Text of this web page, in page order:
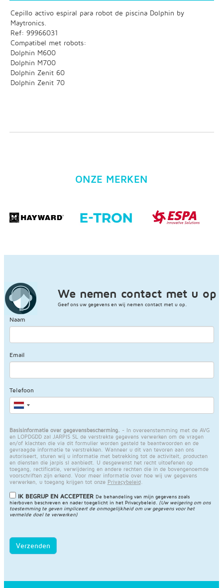
Cepillo activo espiral para robot de piscina Dolphin by
Maytronics.
Ref: 99966031
Compatibel met robots:
Dolphin M600
Dolphin M700
Dolphin Zenit 60
Dolphin Zenit 70
ONZE MERKEN
We nemen contact met u op
Geef ons uw gegevens en wij nemen contact met u op.
Naam
Email
Telefoon
Basisinformatie over gegevensbescherming. - In overeenstemming met de AVG
en LOPDGDD zal JARPIS SL de verstrekte gegevens verwerken om de vragen
en/of klachten die via dit formulier worden gesteld te beantwoorden en de
gevraagde informatie te verstrekken. Wanneer u dit van tevoren aan ons
autoriseert, sturen wij u informatie met betrekking tot de activiteit, producten
en diensten die jarpis sl aanbiedt. U desgewenst het recht uitoefenen op
toegang, rectificatie, verwijdering en andere rechten die in de bovengenoemde
voorschriften zijn erkend. Voor meer informatie over hoe wij uw gegevens
verwerken, u toegang krijgen tot onze Privacybeleid.
IK BEGRIJP EN ACCEPTEER De behandeling van mijn gegevens zoals
hierboven beschreven en nader toegelicht in het Privacybeleid
(Uw weigering om ons
toestemming te geven impliceert de onmogelijkheid om uw gegevens voor het
vermelde doel te verwerken)
Verzenden